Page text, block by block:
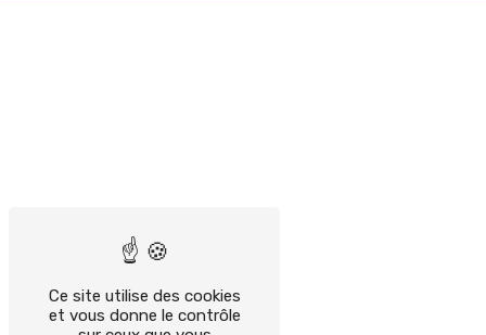
Ce site utilise des cookies
et vous donne le contrôle